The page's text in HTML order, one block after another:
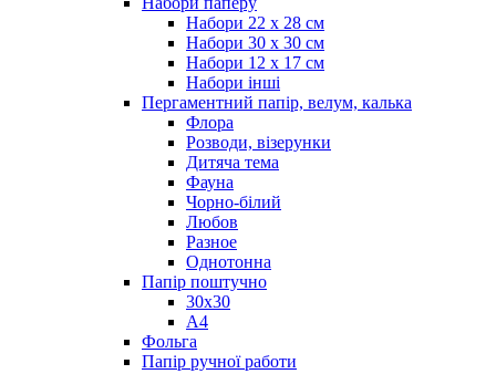
Набори 22 х 28 см
Набори 30 х 30 см
Набори 12 х 17 см
Набори інші
Пергаментний папір, велум, калька
Флора
Розводи, візерунки
Дитяча тема
Фауна
Чорно-білий
Любов
Разное
Однотонна
Папір поштучно
30х30
А4
Фольга
Папір ручної работи